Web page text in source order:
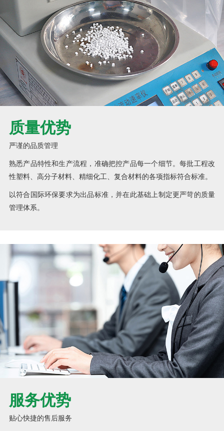
质量优势
严谨的品质管理
熟悉产品特性和生产流程，准确把控产品每一个细节。每批工程改
性塑料、高分子材料、精细化工、复合材料的各项指标符合标准。
以符合国际环保要求为出品标准，并在此基础上制定更严苛的质量
管理体系。
服务优势
贴心快捷的售后服务